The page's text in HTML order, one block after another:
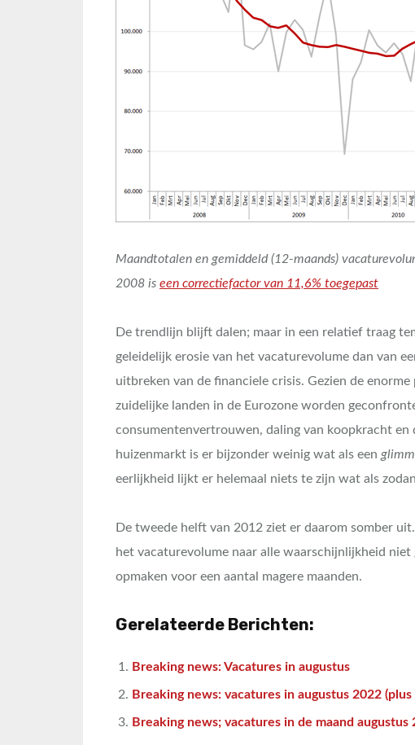
Maandtotalen en gemiddeld (12-maands)
2008 is een correctiefactor van 11,6% toegepast
De trendlijn blijft dalen; maar in een relatief traag
geleidelijk erosie van het vacaturevolume dan van
uitbreken van de financiele crisis. Gezien de
zuidelijke landen in de Eurozone worden
consumentenvertrouwen, daling van koopkracht
huizenmarkt is er bijzonder weinig wat als een
eerlijkheid lijkt er helemaal niets te zijn wat als
De tweede helft van 2012 ziet er daarom somber
het vacaturevolume naar alle waarschijnlijkheid niet
opmaken voor een aantal magere maanden.
Gerelateerde Berichten:
Breaking news: Vacatures in augustus
Breaking news: vacatures in augustus 2022
Breaking news; vacatures in de maand augustus